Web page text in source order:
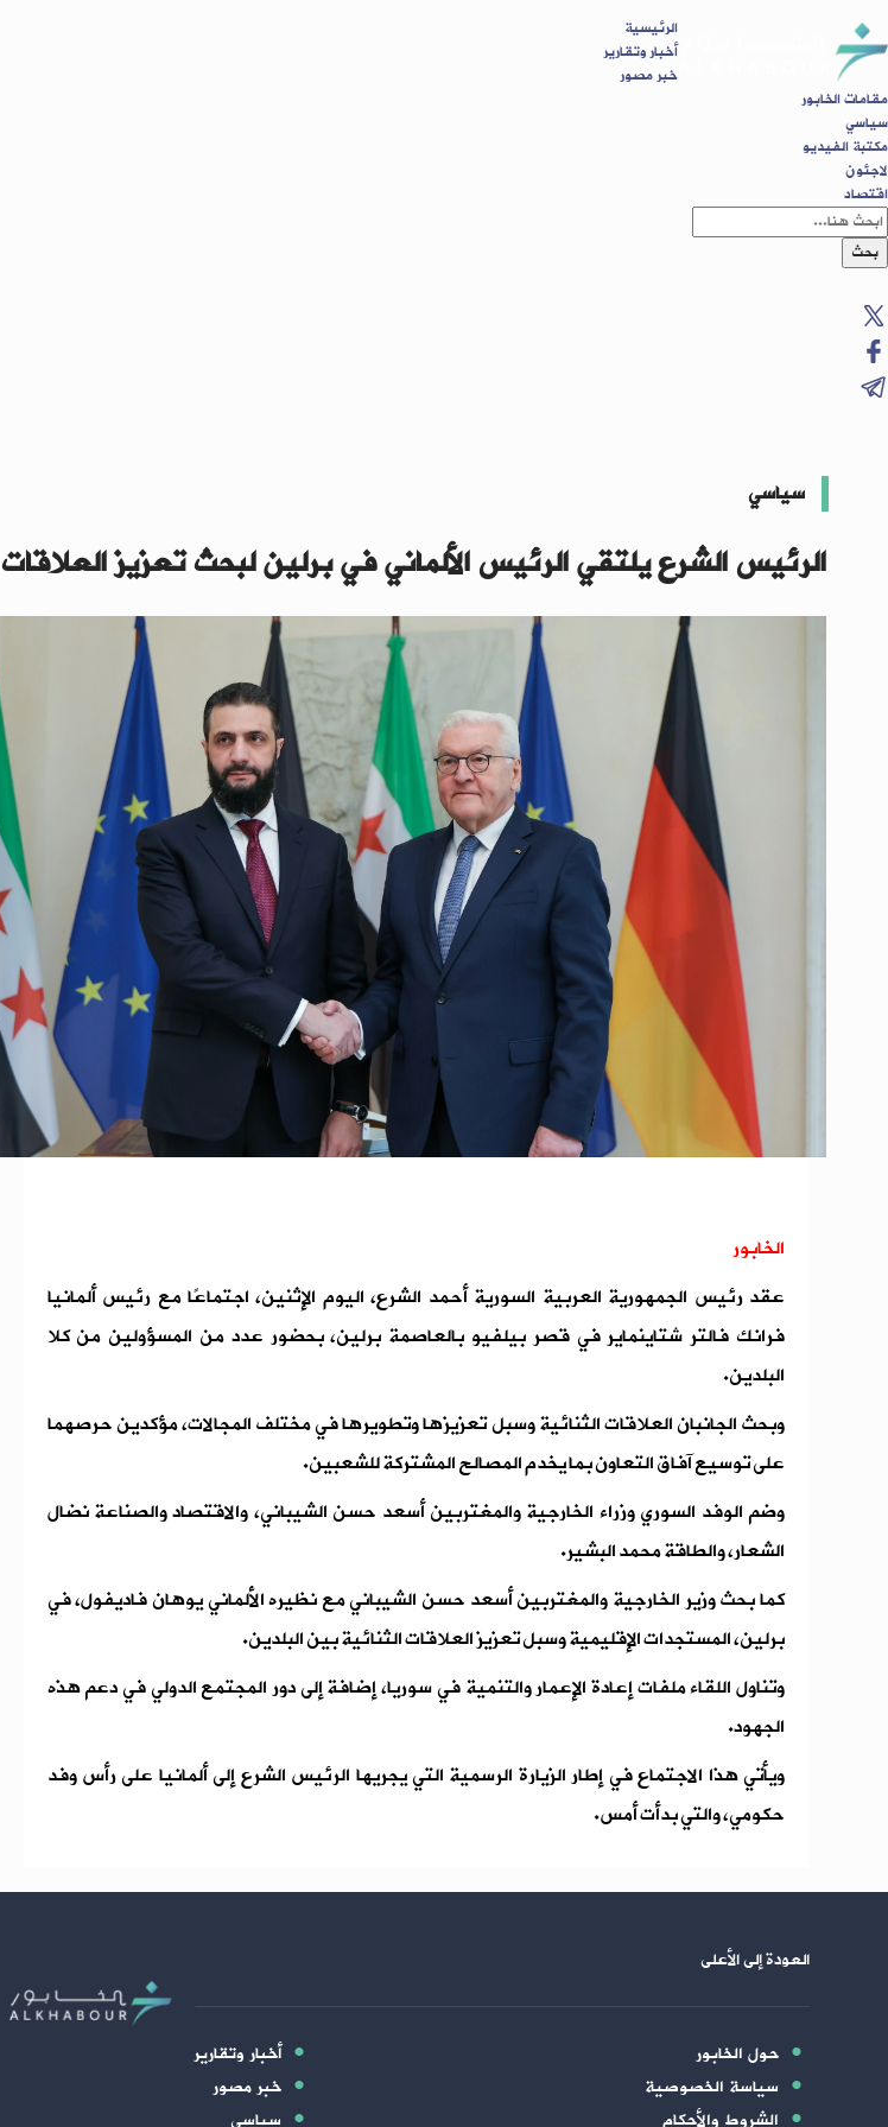
الرئيسية
أخبار وتقارير
خبر مصور
مقامات الخابور
سياسي
مكتبة الفيديو
لاجئون
اقتصاد
بحث
سياسي
الرئيس الشرع يلتقي الرئيس الألماني في برلين لبحث تعزيز العلاقات
الخابور
عقد رئيس الجمهورية العربية السورية أحمد الشرع، اليوم الإثنين، اجتماعًا مع رئيس ألمانيا
فرانك فالتر شتاينماير في قصر بيلفيو بالعاصمة برلين، بحضور عدد من المسؤولين من كلا
البلدين.
وبحث الجانبان العلاقات الثنائية وسبل تعزيزها وتطويرها في مختلف المجالات، مؤكدين حرصهما
على توسيع آفاق التعاون بما يخدم المصالح المشتركة للشعبين.
وضم الوفد السوري وزراء الخارجية والمغتربين أسعد حسن الشيباني، والاقتصاد والصناعة نضال
الشعار، والطاقة محمد البشير.
كما بحث وزير الخارجية والمغتربين أسعد حسن الشيباني مع نظيره الألماني يوهان فاديفول، في
برلين، المستجدات الإقليمية وسبل تعزيز العلاقات الثنائية بين البلدين.
وتناول اللقاء ملفات إعادة الإعمار والتنمية في سوريا، إضافة إلى دور المجتمع الدولي في دعم هذه
الجهود.
ويأتي هذا الاجتماع في إطار الزيارة الرسمية التي يجريها الرئيس الشرع إلى ألمانيا على رأس وفد
حكومي، والتي بدأت أمس.
العودة إلى الأعلى
حول الخابور
سياسة الخصوصية
أخبار وتقارير
خبر مصور